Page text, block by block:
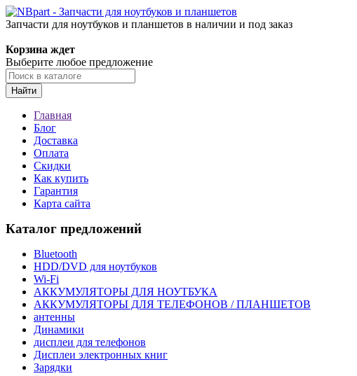
Запчасти для ноутбуков и планшетов в наличии и под заказ
Корзина ждет
Выберите любое предложение
Найти
Главная
Блог
Доставка
Оплата
Скидки
Как купить
Гарантия
Карта сайта
Каталог предложений
Bluetooth
HDD/DVD для ноутбуков
Wi-Fi
АККУМУЛЯТОРЫ ДЛЯ НОУТБУКА
АККУМУЛЯТОРЫ ДЛЯ ТЕЛЕФОНОВ / ПЛАНШЕТОВ
антенны
Динамики
дисплеи для телефонов
Дисплеи электронных книг
Зарядки